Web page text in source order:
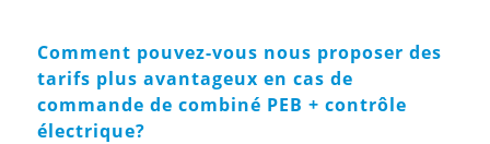
Comment pouvez-vous nous proposer des
tarifs plus avantageux en cas de
commande de combiné PEB + contrôle
électrique?